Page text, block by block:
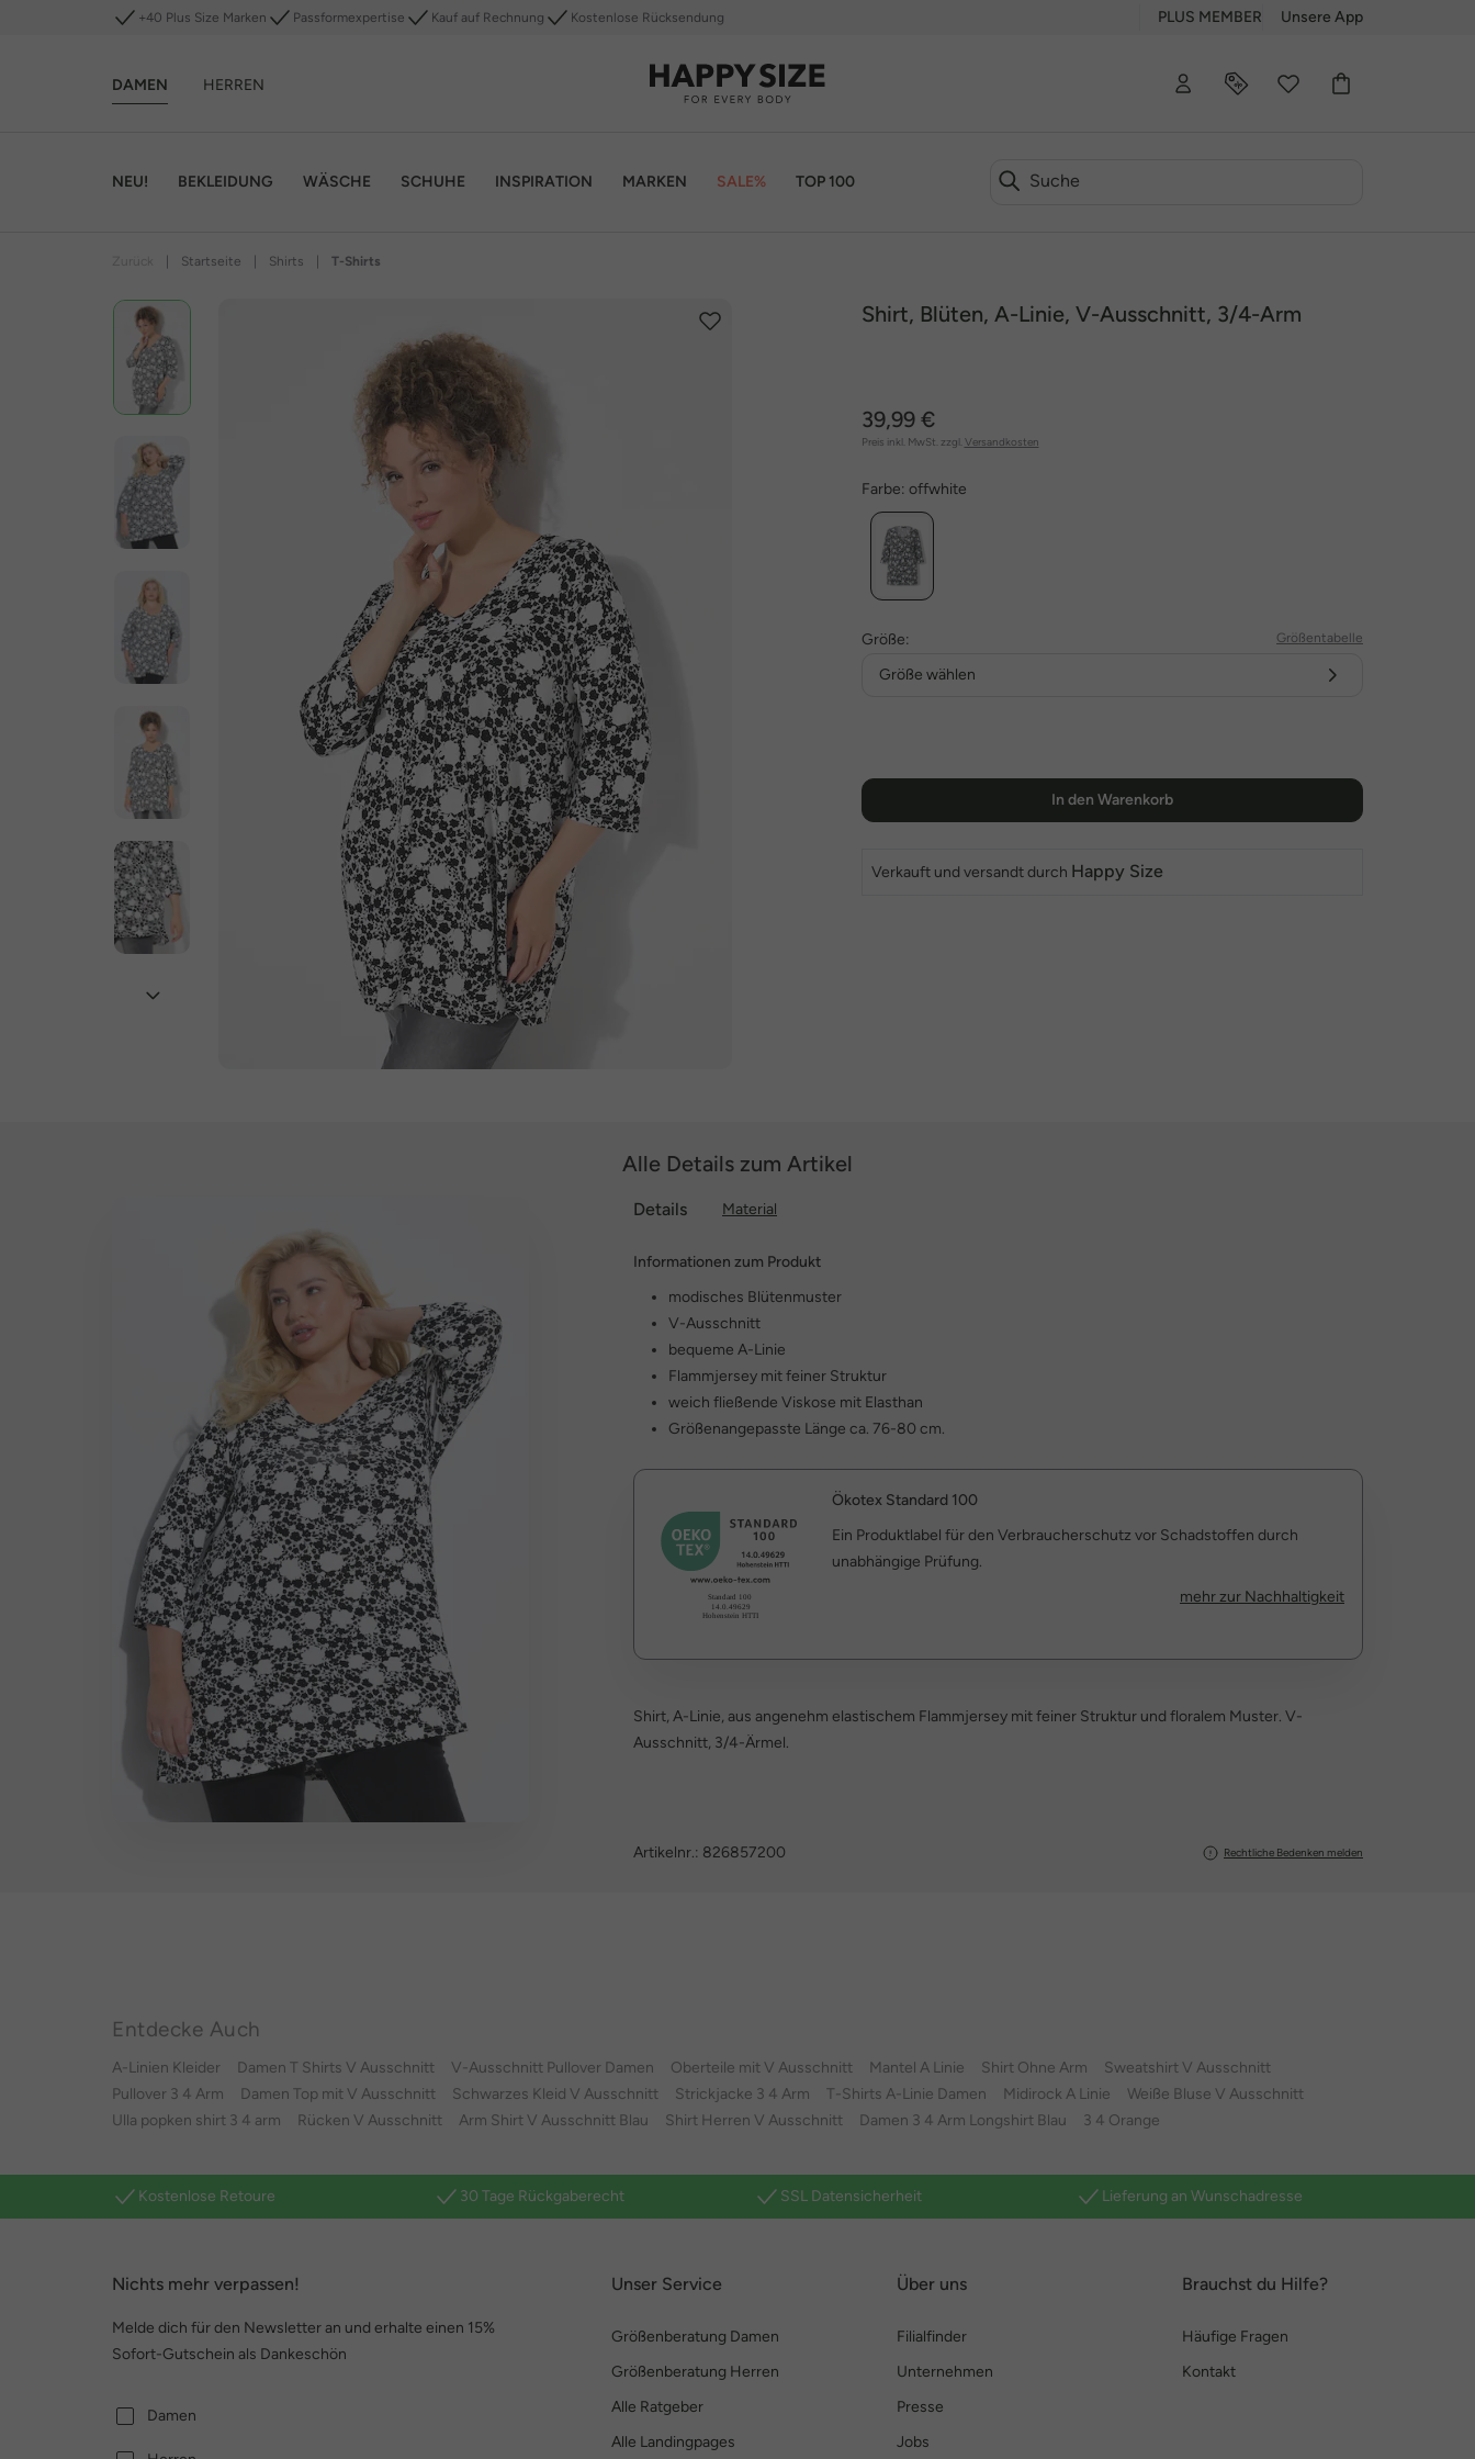
+40 Plus Size Marken Passformexpertise Kauf auf Rechnung Kostenlose Rücksendung PLUS MEMBER Unsere App
DAMEN HERREN
NEU! BEKLEIDUNG WÄSCHE SCHUHE INSPIRATION MARKEN SALE% TOP 100
Startseite Shirts T-Shirts
Shirt, Blüten, A-Linie, V-Ausschnitt, 3/4-Arm
39,99 €
Preis inkl. MwSt. zzgl. Versandkosten
Farbe: offwhite
Größe: Größentabelle
Größe wählen
In den Warenkorb
Verkauft und versandt durch Happy Size
Alle Details zum Artikel
Details Material
Informationen zum Produkt
modisches Blütenmuster
V-Ausschnitt
bequeme A-Linie
Flammjersey mit feiner Struktur
weich fließende Viskose mit Elasthan
Größenangepasste Länge ca. 76-80 cm.
Ökotex Standard 100
Ein Produktlabel für den Verbraucherschutz vor Schadstoffen durch
unabhängige Prüfung.
mehr zur Nachhaltigkeit
Shirt, A-Linie, aus angenehm elastischem Flammjersey mit feiner Struktur und floralem Muster. V-
Ausschnitt, 3/4-Ärmel.
Artikelnr.: 826857200 Rechtliche Bedenken melden
Entdecke Auch
A-Linien Kleider Damen T Shirts V Ausschnitt V-Ausschnitt Pullover Damen Oberteile mit V Ausschnitt Mantel A Linie Shirt Ohne Arm
Sweatshirt V Ausschnitt
Pullover 3 4 Arm
Damen Top mit V Ausschnitt Schwarzes Kleid V Ausschnitt Strickjacke 3 4 Arm T-Shirts A-Linie Damen Midirock A Linie
Weiße Bluse V Ausschnitt
Ulla popken shirt 3 4 arm
Rücken V Ausschnitt Arm Shirt V Ausschnitt Blau Shirt Herren V Ausschnitt Damen 3 4 Arm Longshirt Blau 3 4 Orange
Kostenlose Retoure 30 Tage Rückgaberecht SSL Datensicherheit Lieferung an Wunschadresse
Nichts mehr verpassen!
Melde dich für den Newsletter an und erhalte einen 15%
Sofort-Gutschein als Dankeschön
Damen
Unser Service
Größenberatung Damen
Größenberatung Herren
Alle Ratgeber
Alle Landingpages
Über uns
Filialfinder
Unternehmen
Presse
Jobs
Brauchst du Hilfe?
Häufige Fragen
Kontakt